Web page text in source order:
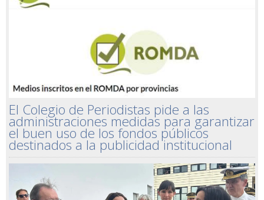
El Colegio de Periodistas pide a las
administraciones medidas para garantizar
el buen uso de los fondos públicos
destinados a la publicidad institucional